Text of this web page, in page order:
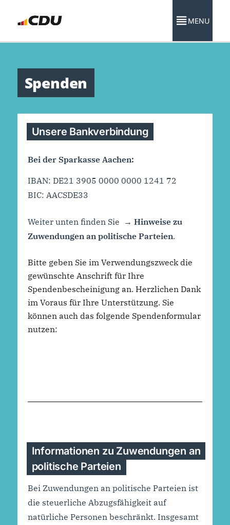
MENU
Spenden
Unsere Bankverbindung
Bei der Sparkasse Aachen:
IBAN: DE21 3905 0000 0000 1241 72
BIC: AACSDE33
Weiter unten finden Sie
Hinweise zu
Zuwendungen an politische Parteien.
Bitte geben Sie im Verwendungszweck die
gewünschte Anschrift für Ihre
Spendenbescheinigung an. Herzlichen Dank
im Voraus für Ihre Unterstützung. Sie
können auch das folgende Spendenformular
nutzen:
Informationen zu Zuwendungen an
politische Parteien
Bei Zuwendungen an politische Parteien ist
die steuerliche Abzugsfähigkeit auf
natürliche Personen beschränkt. Insgesamt